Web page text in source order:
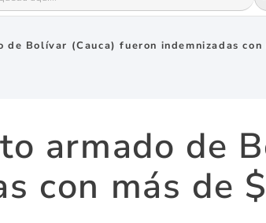
Bolívar (Cauca) fueron indemnizadas
armado de
con más de